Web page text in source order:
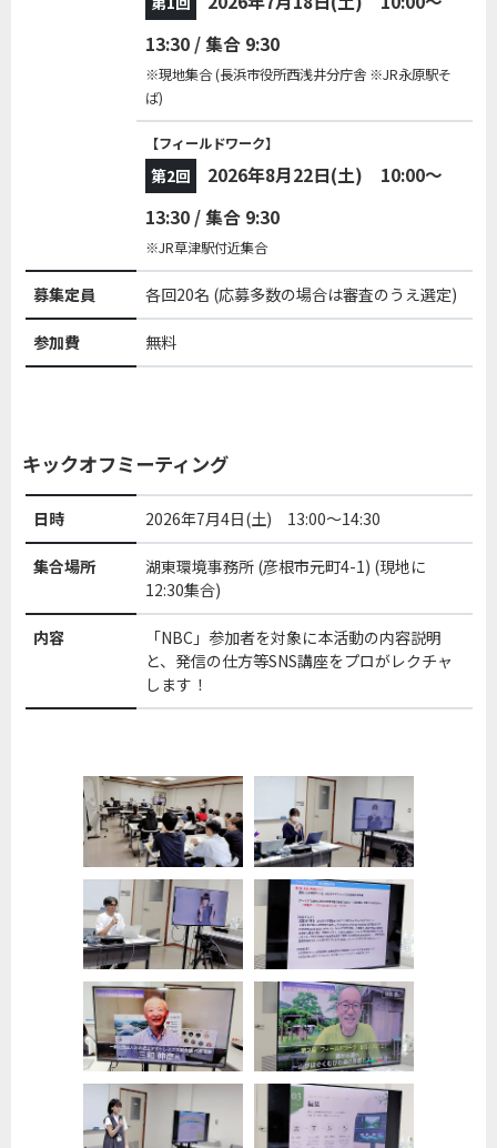
13:30 / 集合 9:30
※現地集合 (長浜市役所西浅井分庁舎 ※JR永原駅そ
ば)
【フィールドワーク】
第2回
2026年8月22日(土) 10:00～
13:30 / 集合 9:30
※JR草津駅付近集合
募集定員 各回20名 (応募多数の場合は審査のうえ選定)
参加費 無料
キックオフミーティング
日時 2026年7月4日(土) 13:00～14:30
集合場所
湖東環境事務所 (彦根市元町4-1) (現地に
12:30集合)
内容
「NBC」参加者を対象に本活動の内容説明
と、発信の仕方等SNS講座をプロがレクチャ
します！